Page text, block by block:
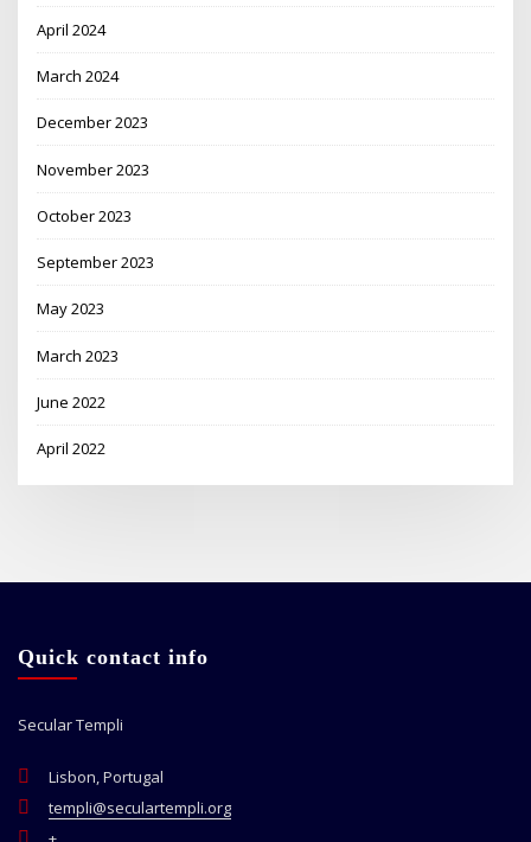
April 2024
March 2024
December 2023
November 2023
October 2023
September 2023
May 2023
March 2023
June 2022
April 2022
Quick contact info
Secular Templi
Lisbon, Portugal
templi@seculartempli.org